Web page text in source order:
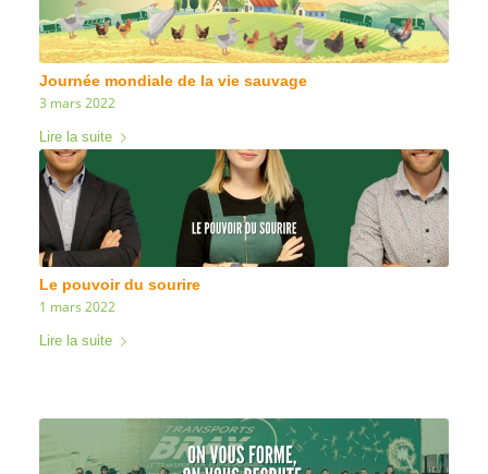
Journée mondiale de la vie sauvage
3 mars 2022
Lire la suite
Le pouvoir du sourire
1 mars 2022
Lire la suite